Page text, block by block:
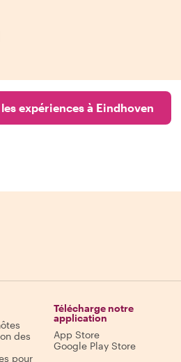
expériences à Eindhoven
des
pour
Télécharge notre
application
App Store
Google Play Store